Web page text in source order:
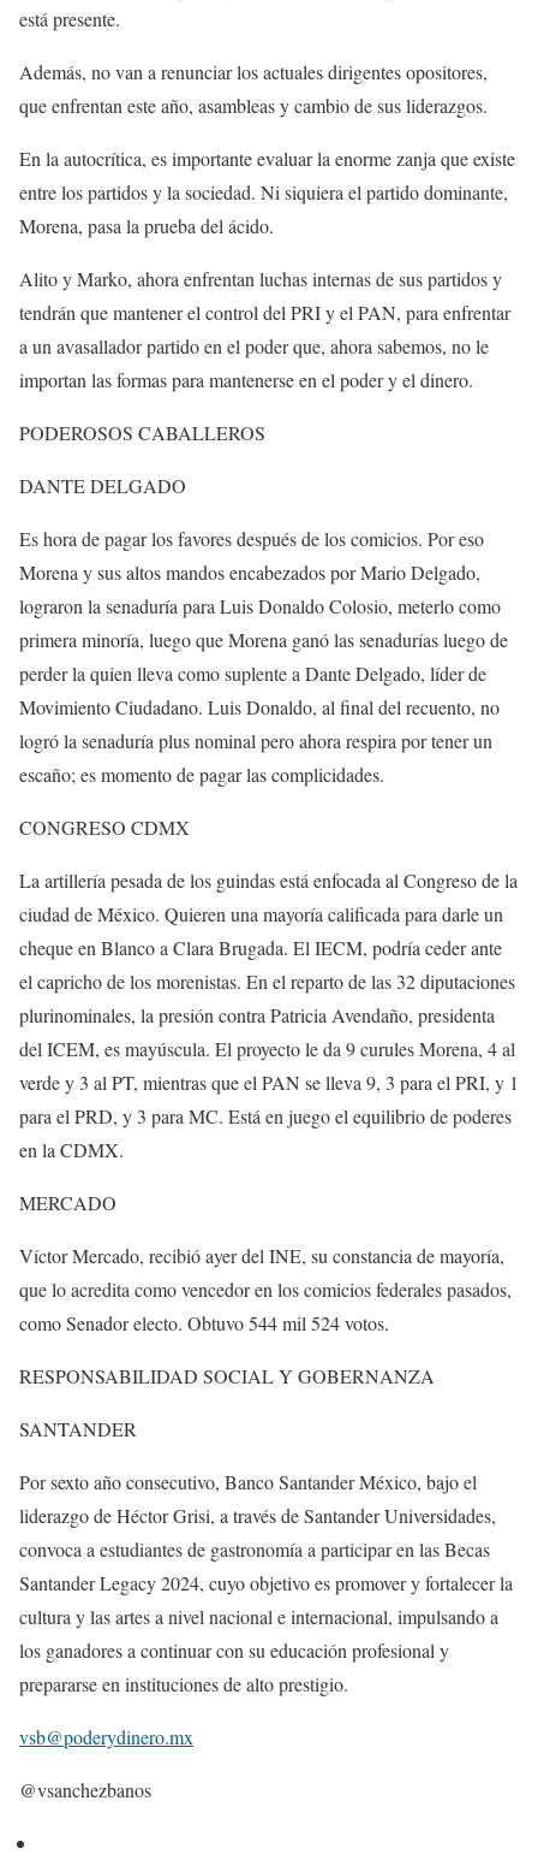
está presente.
Además, no van a renunciar los actuales dirigentes opositores,
que enfrentan este año, asambleas y cambio de sus liderazgos.
En la autocrítica, es importante evaluar la enorme zanja que existe
entre los partidos y la sociedad. Ni siquiera el partido dominante,
Morena, pasa la prueba del ácido.
Alito y Marko, ahora enfrentan luchas internas de sus partidos y
tendrán que mantener el control del PRI y el PAN, para enfrentar
a un avasallador partido en el poder que, ahora sabemos, no le
importan las formas para mantenerse en el poder y el dinero.
PODEROSOS CABALLEROS
DANTE DELGADO
Es hora de pagar los favores después de los comicios. Por eso
Morena y sus altos mandos encabezados por Mario Delgado,
lograron la senaduría para Luis Donaldo Colosio, meterlo como
primera minoría, luego que Morena ganó las senadurías luego de
perder la quien lleva como suplente a Dante Delgado, líder de
Movimiento Ciudadano. Luis Donaldo, al final del recuento, no
logró la senaduría plus nominal pero ahora respira por tener un
escaño; es momento de pagar las complicidades.
CONGRESO CDMX
La artillería pesada de los guindas está enfocada al Congreso de la
ciudad de México. Quieren una mayoría calificada para darle un
cheque en Blanco a Clara Brugada. El IECM, podría ceder ante
el capricho de los morenistas. En el reparto de las 32 diputaciones
plurinominales, la presión contra Patricia Avendaño, presidenta
del ICEM, es mayúscula. El proyecto le da 9 curules Morena, 4 al
verde y 3 al PT, mientras que el PAN se lleva 9, 3 para el PRI, y 1
para el PRD, y 3 para MC. Está en juego el equilibrio de poderes
en la CDMX.
MERCADO
Víctor Mercado, recibió ayer del INE, su constancia de mayoría,
que lo acredita como vencedor en los comicios federales pasados,
como Senador electo. Obtuvo 544 mil 524 votos.
RESPONSABILIDAD SOCIAL Y GOBERNANZA
SANTANDER
Por sexto año consecutivo, Banco Santander México, bajo el
liderazgo de Héctor Grisi, a través de Santander Universidades,
convoca a estudiantes de gastronomía a participar en las Becas
Santander Legacy 2024, cuyo objetivo es promover y fortalecer la
cultura y las artes a nivel nacional e internacional, impulsando a
los ganadores a continuar con su educación profesional y
prepararse en instituciones de alto prestigio.
vsb@poderydinero.mx
@vsanchezbanos